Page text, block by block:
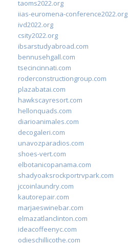
taoms2022.org
iias-euromena-conference2022.org
ivd2022.org
csity2022.org
ibsarstudyabroad.com
bennusehgall.com
tsecincinnati.com
roderconstructiongroup.com
plazabatai.com
hawkscayresort.com
hellonquads.com
diarioanimales.com
decogaleri.com
unavozparadios.com
shoes-vert.com
elbotanicopanama.com
shadyoaksrockportrvpark.com
jccoinlaundry.com
kautorepair.com
marjaeswinebar.com
elmazatlanclinton.com
ideacoffeenyc.com
odieschillicothe.com